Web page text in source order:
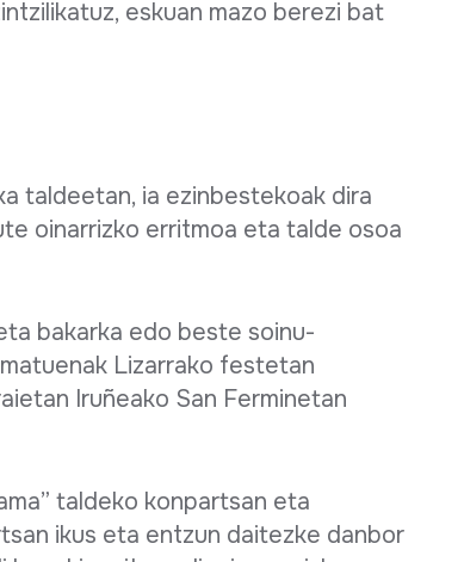
eskuan mazo berezi bat
taldeetan, ia ezinbestekoak dira
oinarrizko erritmoa eta talde osoa
bakarka edo beste soinu-
Lizarrako festetan
Iruñeako San Ferminetan
taldeko konpartsan eta
ikus eta entzun daitezke danbor